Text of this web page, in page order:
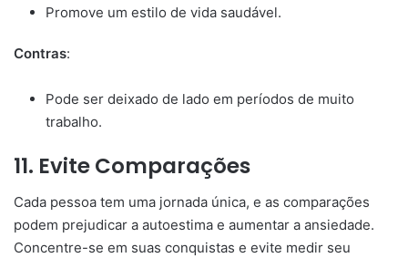
Promove um estilo de vida saudável.
Contras:
Pode ser deixado de lado em períodos de muito
trabalho.
11. Evite Comparações
Cada pessoa tem uma jornada única, e as comparações
podem prejudicar a autoestima e aumentar a ansiedade.
Concentre-se em suas conquistas e evite medir seu